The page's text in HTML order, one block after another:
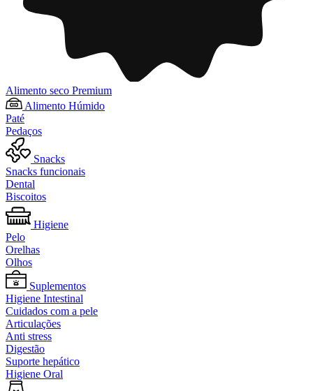
Alimento seco Premium
Alimento Húmido
Paté
Pedaços
Snacks
Snacks funcionais
Dental
Biscoitos
Higiene
Pelo
Orelhas
Olhos
Suplementos
Higiene Intestinal
Cuidados com a pele
Articulações
Anti stress
Digestão
Suporte hepático
Higiene Oral